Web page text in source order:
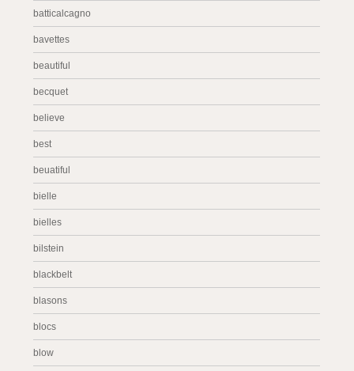
batticalcagno
bavettes
beautiful
becquet
believe
best
beuatiful
bielle
bielles
bilstein
blackbelt
blasons
blocs
blow